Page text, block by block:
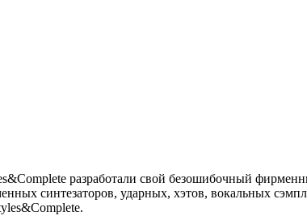
разработали свой безошибочный
синтезаторов, ударных, хэтов, вокальных